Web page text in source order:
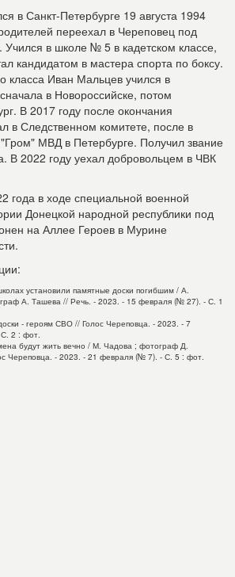
в Санкт-Петербурге 19 августа 1994
переехал в Череповец под
Учился в школе № 5 в кадетском классе,
кандидатом в мастера спорта по боксу.
класса Иван Мальцев учился в
в Новороссийске, потом
В 2017 году после окончания
в Следственном комитете, после в
МВД в Петербурге. Получил звание
В 2022 году уехал добровольцем в ЧВК
года в ходе специальной военной
Донецкой народной республики под
на Аллее Героев в Мурине
установили памятные доски погибшим / А.
А. Ташева // Речь. - 2023. - 15 февраля (№ 27). - С. 1
- героям СВО // Голос Череповца. - 2023. - 7
2 : фот.
будут жить вечно / М. Чадова ; фотограф Д.
Череповца. - 2023. - 21 февраля (№ 7). - С. 5 : фот.